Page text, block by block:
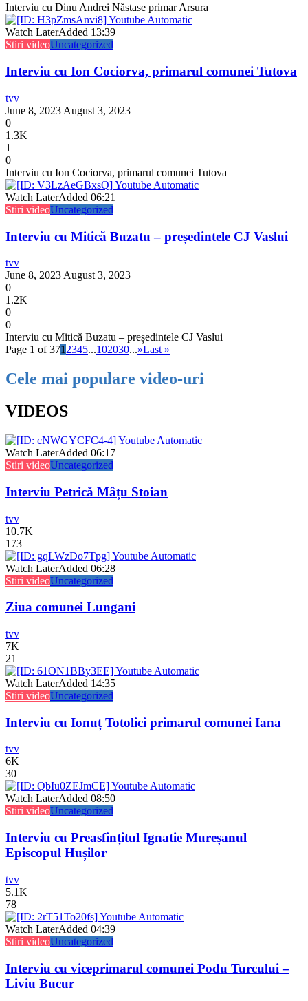
Interviu cu Dinu Andrei Năstase primar Arsura
Watch LaterAdded 13:39
Stiri videoUncategorized
Interviu cu Ion Cociorva, primarul comunei Tutova
tvv
June 8, 2023 August 3, 2023
0
1.3K
1
0
Interviu cu Ion Cociorva, primarul comunei Tutova
Watch LaterAdded 06:21
Stiri videoUncategorized
Interviu cu Mitică Buzatu – președintele CJ Vaslui
tvv
June 8, 2023 August 3, 2023
0
1.2K
0
0
Interviu cu Mitică Buzatu – președintele CJ Vaslui
Page 1 of 371 2345...102030...»Last »
Cele mai populare video-uri
VIDEOS
Watch LaterAdded 06:17
Stiri videoUncategorized
Interviu Petrică Mâțu Stoian
tvv
10.7K
173
Watch LaterAdded 06:28
Stiri videoUncategorized
Ziua comunei Lungani
tvv
7K
21
Watch LaterAdded 14:35
Stiri videoUncategorized
Interviu cu Ionuț Totolici primarul comunei Iana
tvv
6K
30
Watch LaterAdded 08:50
Stiri videoUncategorized
Interviu cu Preasfințitul Ignatie Mureșanul
Episcopul Hușilor
tvv
5.1K
78
Watch LaterAdded 04:39
Stiri videoUncategorized
Interviu cu viceprimarul comunei Podu Turcului –
Liviu Bucur